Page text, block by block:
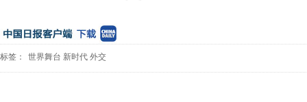
标签： 世界舞台 新时代 外交